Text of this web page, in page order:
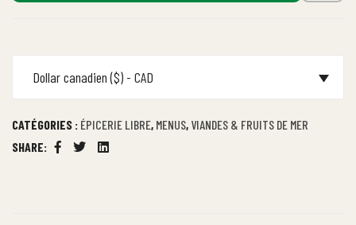
Dollar canadien ($) - CAD
CATÉGORIES : ÉPICERIE LIBRE, MENUS, VIANDES & FRUITS DE MER
SHARE:
Facebook
TwitterLinkedin